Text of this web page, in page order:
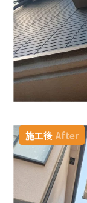
施工後 After